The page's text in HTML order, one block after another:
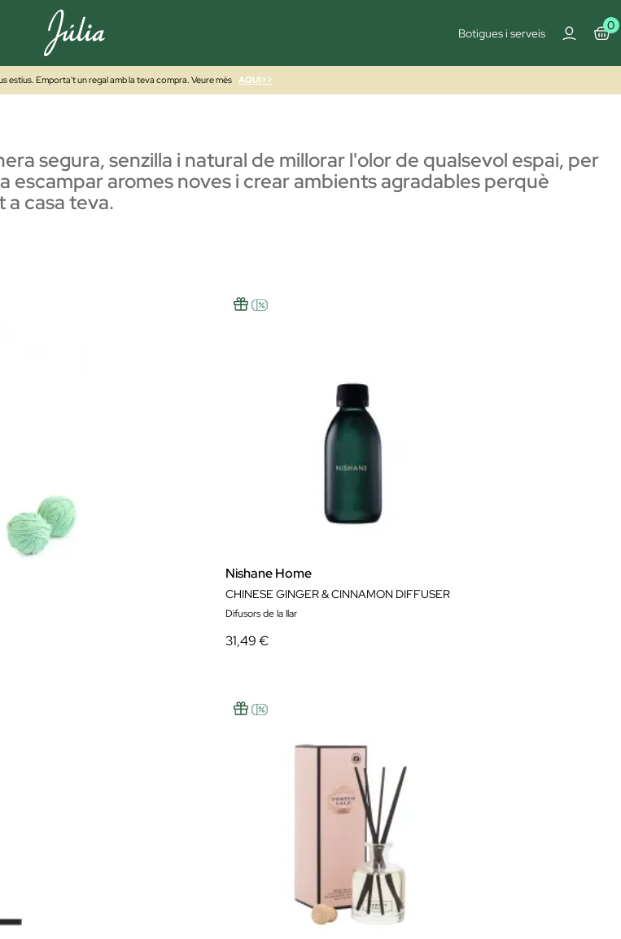
Botigues i serveis
0
estius. Emporta't un regal amb la teva compra. Veure més AQUI>>
segura, senzilla i natural de millorar l'olor de qualsevol espai, per
escampar aromes noves i crear ambients agradables perquè
a casa teva.
Nishane Home
CHINESE GINGER & CINNAMON DIFFUSER
Difusors de la llar
31,49 €